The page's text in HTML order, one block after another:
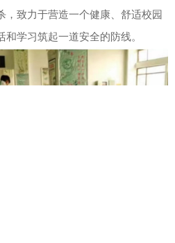
，致力于营造一个健康、舒适校园
学习筑起一道安全的防线。